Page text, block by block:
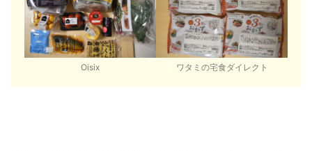
Oisix ワタミの宅食ダイレクト